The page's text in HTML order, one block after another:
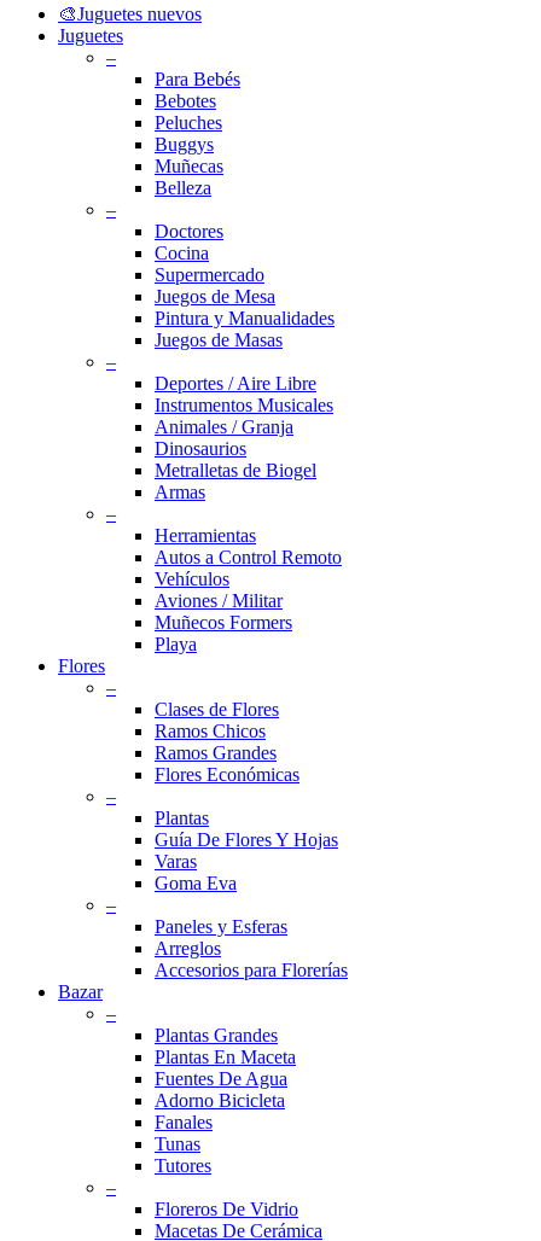
Close
Menu
🎨Juguetes nuevos
Juguetes
–
Para Bebés
Bebotes
Peluches
Buggys
Muñecas
Belleza
–
Doctores
Cocina
Supermercado
Juegos de Mesa
Pintura y Manualidades
Juegos de Masas
–
Deportes / Aire Libre
Instrumentos Musicales
Animales / Granja
Dinosaurios
Metralletas de Biogel
Armas
–
Herramientas
Autos a Control Remoto
Vehículos
Aviones / Militar
Muñecos Formers
Playa
Flores
–
Clases de Flores
Ramos Chicos
Ramos Grandes
Flores Económicas
–
Plantas
Guía De Flores Y Hojas
Varas
Goma Eva
–
Paneles y Esferas
Arreglos
Accesorios para Florerías
Bazar
–
Plantas Grandes
Plantas En Maceta
Fuentes De Agua
Adorno Bicicleta
Fanales
Tunas
Tutores
–
Floreros De Vidrio
Macetas De Cerámica